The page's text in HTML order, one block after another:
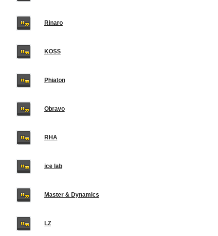
Rinaro
KOSS
Phiaton
Obravo
RHA
ice lab
Master & Dynamics
LZ